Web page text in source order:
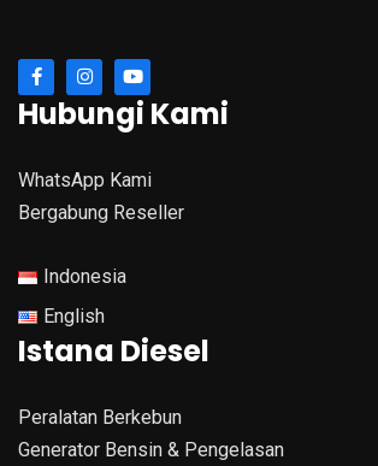
Hubungi Kami
WhatsApp Kami
Bergabung Reseller
Indonesia
English
Istana Diesel
Peralatan Berkebun
Generator Bensin & Pengelasan